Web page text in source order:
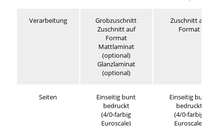
Verarbeitung
Grobzuschnitt
Zuschnitt auf
Format
Mattlaminat
(optional)
Glanzlaminat
(optional)
Zuschnitt auf
Format
Seiten
Einseitig bunt
bedruckt
(4/0-farbig
Euroscale)
Einseitig bunt
bedruckt
(4/0-farbig
Euroscale)